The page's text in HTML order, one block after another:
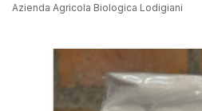
Azienda Agricola Biologica Lodigiani